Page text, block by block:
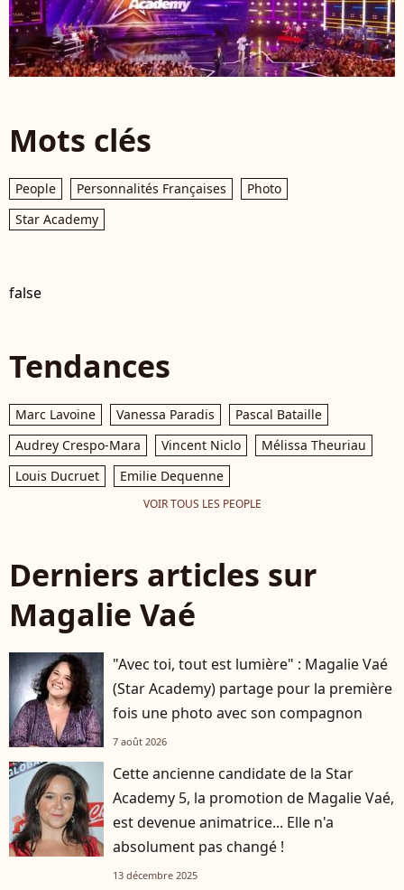
Mots clés
People Personnalités Françaises
Photo
Star Academy
false
Tendances
Marc Lavoine Vanessa Paradis
Pascal Bataille
Audrey Crespo-Mara
Vincent Niclo
Mélissa Theuriau
Louis Ducruet
Emilie Dequenne
VOIR TOUS LES PEOPLE
Derniers articles sur
Magalie Vaé
"Avec toi, tout est lumière" : Magalie Vaé
(Star Academy) partage pour la première
fois une photo avec son compagnon
7 août 2026
Cette ancienne candidate de la Star
Academy 5, la promotion de Magalie Vaé,
est devenue animatrice... Elle n'a
absolument pas changé !
13 décembre 2025